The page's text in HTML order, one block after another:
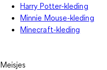
Harry Potter-kleding
Minnie Mouse-kleding
Minecraft-kleding
Meisjes